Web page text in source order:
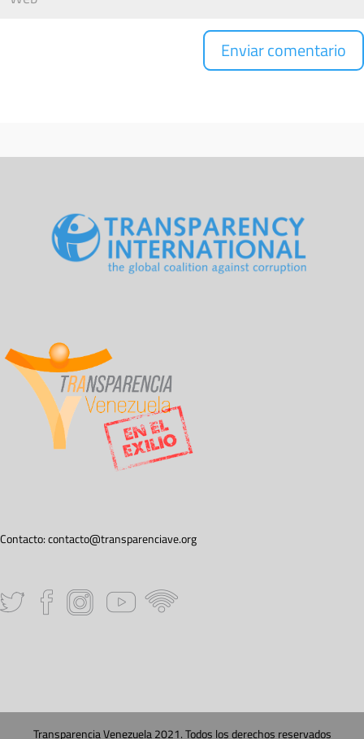
Contacto:contacto@transparenciave.org
Transparencia Venezuela 2021. Todos los derechos reservados